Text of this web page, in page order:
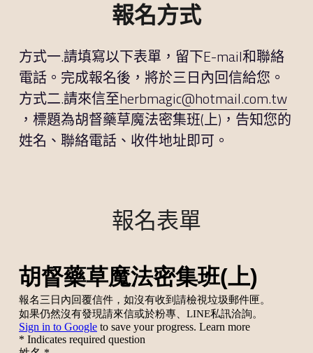
報名方式
方式一.請填寫以下表單，留下E-mail和聯絡
電話。完成報名後，將於三日內回信給您。
方式二.請來信至herbmagic@hotmail.com.tw
，標題為胡督藥草魔法密集班(上)，告知您的
姓名、聯絡電話、收件地址即可。
報名表單